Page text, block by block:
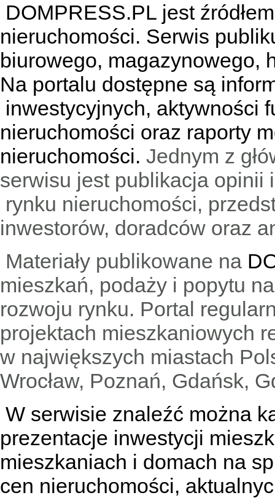
DOMPRESS.PL jest
nieruchomości. Serwis
biurowego, magazynowego,
Na portalu dostępne są
inwestycyjnych, aktywności
nieruchomości oraz raporty
nieruchomości. Jednym z
serwisu jest publikacja
rynku nieruchomości,
inwestorów, doradców oraz
Materiały publikowane na
mieszkań, podaży i popytu
rozwoju rynku. Portal
projektach mieszkaniowych
w największych miastach
Wrocław, Poznań, Gdańsk,
W serwisie znaleźć można
prezentacje inwestycji
mieszkaniach i domach na
cen nieruchomości,